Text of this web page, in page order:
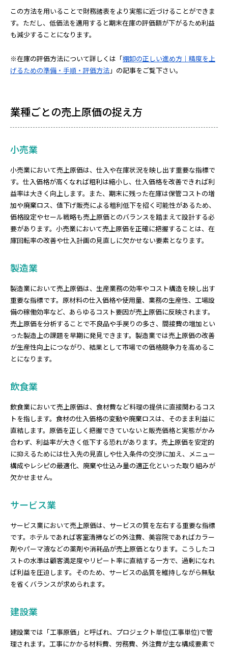
この方法を用いることで財務諸表をより実態に近づけることができま
す。ただし、低価法を適用すると期末在庫の評価額が下がるため利益
も減少することになります。
※在庫の評価方法について詳しくは「棚卸の正しい進め方｜精度を上
げるための準備・手順・評価方法 」の記事をご覧下さい。
業種ごとの売上原価の捉え方
小売業
小売業において売上原価は、仕入や在庫状況を映し出す重要な指標で
す。仕入価格が高くなれば粗利は縮小し、仕入価格を改善できれば利
益率は大きく向上します。また、期末に残った在庫は保管コストの増
加や廃棄ロス、値下げ販売による粗利低下を招く可能性があるため、
価格設定やセール戦略も売上原価とのバランスを踏まえて設計する必
要があります。小売業において売上原価を正確に把握することは、在
庫回転率の改善や仕入計画の見直しに欠かせない要素となります。
製造業
製造業において売上原価は、生産業務の効率やコスト構造を映し出す
重要な指標です。原材料の仕入価格や使用量、業務の生産性、工場設
備の稼働効率など、あらゆるコスト要因が売上原価に反映されます。
売上原価を分析することで不良品や手戻りの多さ、間接費の増加とい
った製造上の課題を早期に発見できます。製造業では売上原価の改善
が生産性向上につながり、結果として市場での価格競争力を高めるこ
とになります。
飲食業
飲食業において売上原価は、食材費など料理の提供に直接関わるコス
トを指します。食材の仕入価格の変動や廃棄ロスは、そのまま利益に
直結します。原価を正しく把握できていないと販売価格と実態がかみ
合わず、利益率が大きく低下する恐れがあります。売上原価を安定的
に抑えるためには仕入先の見直しや仕入条件の交渉に加え、メニュー
構成やレシピの最適化、廃棄や仕込み量の適正化といった取り組みが
欠かせません。
サービス業
サービス業において売上原価は、サービスの質を左右する重要な指標
です。ホテルであれば客室清掃などの外注費、美容院であればカラー
剤やパーマ液などの薬剤や消耗品が売上原価となります。こうしたコ
ストの水準は顧客満足度やリピート率に直結する一方で、過剰になれ
ば利益を圧迫します。そのため、サービスの品質を維持しながら無駄
を省くバランスが求められます。
建設業
建設業では「工事原価」と呼ばれ、プロジェクト単位(工事単位)で管
理されます。工事にかかる材料費、労務費、外注費が主な構成要素で